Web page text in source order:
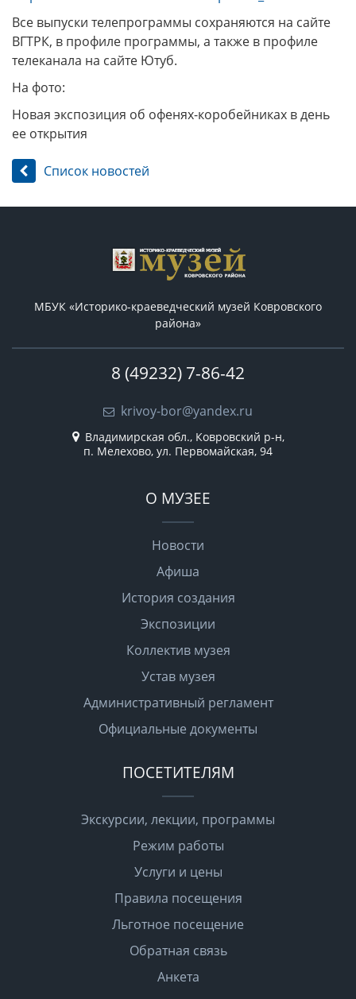
Все выпуски телепрограммы сохраняются на сайте
ВГТРК, в профиле программы, а также в профиле
телеканала на сайте Ютуб.
На фото:
Новая экспозиция об офенях-коробейниках в день
ее открытия
Список новостей
МБУК «Историко-краеведческий музей Ковровского
района»
8 (49232) 7-86-42
krivoy-bor@yandex.ru
Владимирская обл., Ковровский р-н,
п. Мелехово, ул. Первомайская, 94
О МУЗЕЕ
Новости
Афиша
История создания
Экспозиции
Коллектив музея
Устав музея
Административный регламент
Официальные документы
ПОСЕТИТЕЛЯМ
Экскурсии, лекции, программы
Режим работы
Услуги и цены
Правила посещения
Льготное посещение
Обратная связь
Анкета